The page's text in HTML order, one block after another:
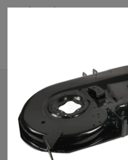
Plateaudecoupe.com :
Accueil
Plateau de coupe 107 cm
Silvertrac 107